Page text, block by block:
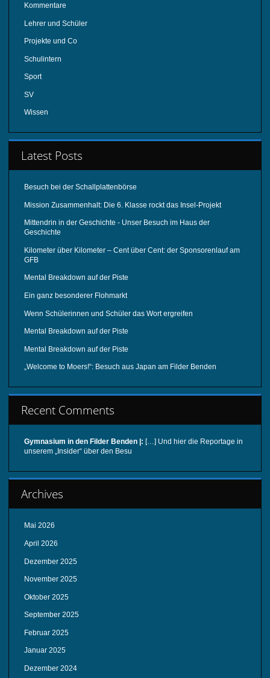
Kommentare
Lehrer und Schüler
Projekte und Co
Schulintern
Sport
SV
Wissen
Latest Posts
Besuch bei der Schallplattenbörse
Mission Zusammenhalt: Die 6. Klasse rockt das Insel-Projekt
Mittendrin in der Geschichte - Unser Besuch im Haus der
Geschichte
Kilometer über Kilometer – Cent über Cent: der Sponsorenlauf am
GFB
Mental Breakdown auf der Piste
Ein ganz besonderer Flohmarkt
Wenn Schülerinnen und Schüler das Wort ergreifen
Mental Breakdown auf der Piste
Mental Breakdown auf der Piste
„Welcome to Moers!“: Besuch aus Japan am Filder Benden
Recent Comments
Gymnasium in den Filder Benden |: […] Und hier die Reportage in
unserem „Insider“ über den Besu
Archives
Mai 2026
April 2026
Dezember 2025
November 2025
Oktober 2025
September 2025
Februar 2025
Januar 2025
Dezember 2024